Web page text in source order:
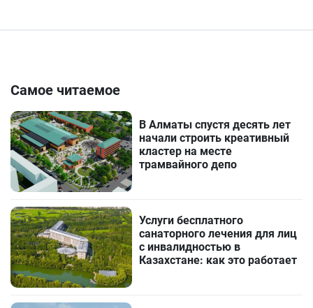
Самое читаемое
В Алматы спустя десять лет
начали строить креативный
кластер на месте
трамвайного депо
Услуги бесплатного
санаторного лечения для лиц
с инвалидностью в
Казахстане: как это работает